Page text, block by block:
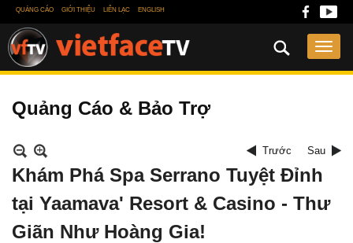
QUẢNG CÁO GIỚI THIỆU LIÊN LẠC ENGLISH
Quảng Cáo & Bảo Trợ
Trước Sau
Khám Phá Spa Serrano Tuyệt Đỉnh
tại Yaamava' Resort & Casino - Thư
Giãn Như Hoàng Gia!